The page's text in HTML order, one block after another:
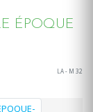
ÉPOQUE
LA - M 32